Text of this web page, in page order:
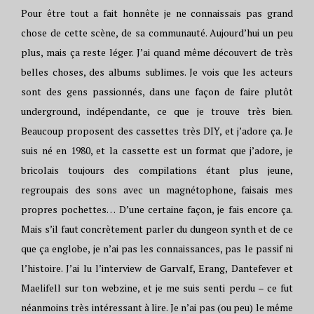
Pour être tout a fait honnête je ne connaissais pas grand
chose de cette scène, de sa communauté. Aujourd’hui un peu
plus, mais ça reste léger. J’ai quand même découvert de très
belles choses, des albums sublimes. Je vois que les acteurs
sont des gens passionnés, dans une façon de faire plutôt
underground, indépendante, ce que je trouve très bien.
Beaucoup proposent des cassettes très DIY, et j’adore ça. Je
suis né en 1980, et la cassette est un format que j’adore, je
bricolais toujours des compilations étant plus jeune,
regroupais des sons avec un magnétophone, faisais mes
propres pochettes… D’une certaine façon, je fais encore ça.
Mais s’il faut concrètement parler du dungeon synth et de ce
que ça englobe, je n’ai pas les connaissances, pas le passif ni
l’histoire. J’ai lu l’interview de Garvalf, Erang, Dantefever et
Maelifell sur ton webzine, et je me suis senti perdu – ce fut
néanmoins très intéressant à lire. Je n’ai pas (ou peu) le même